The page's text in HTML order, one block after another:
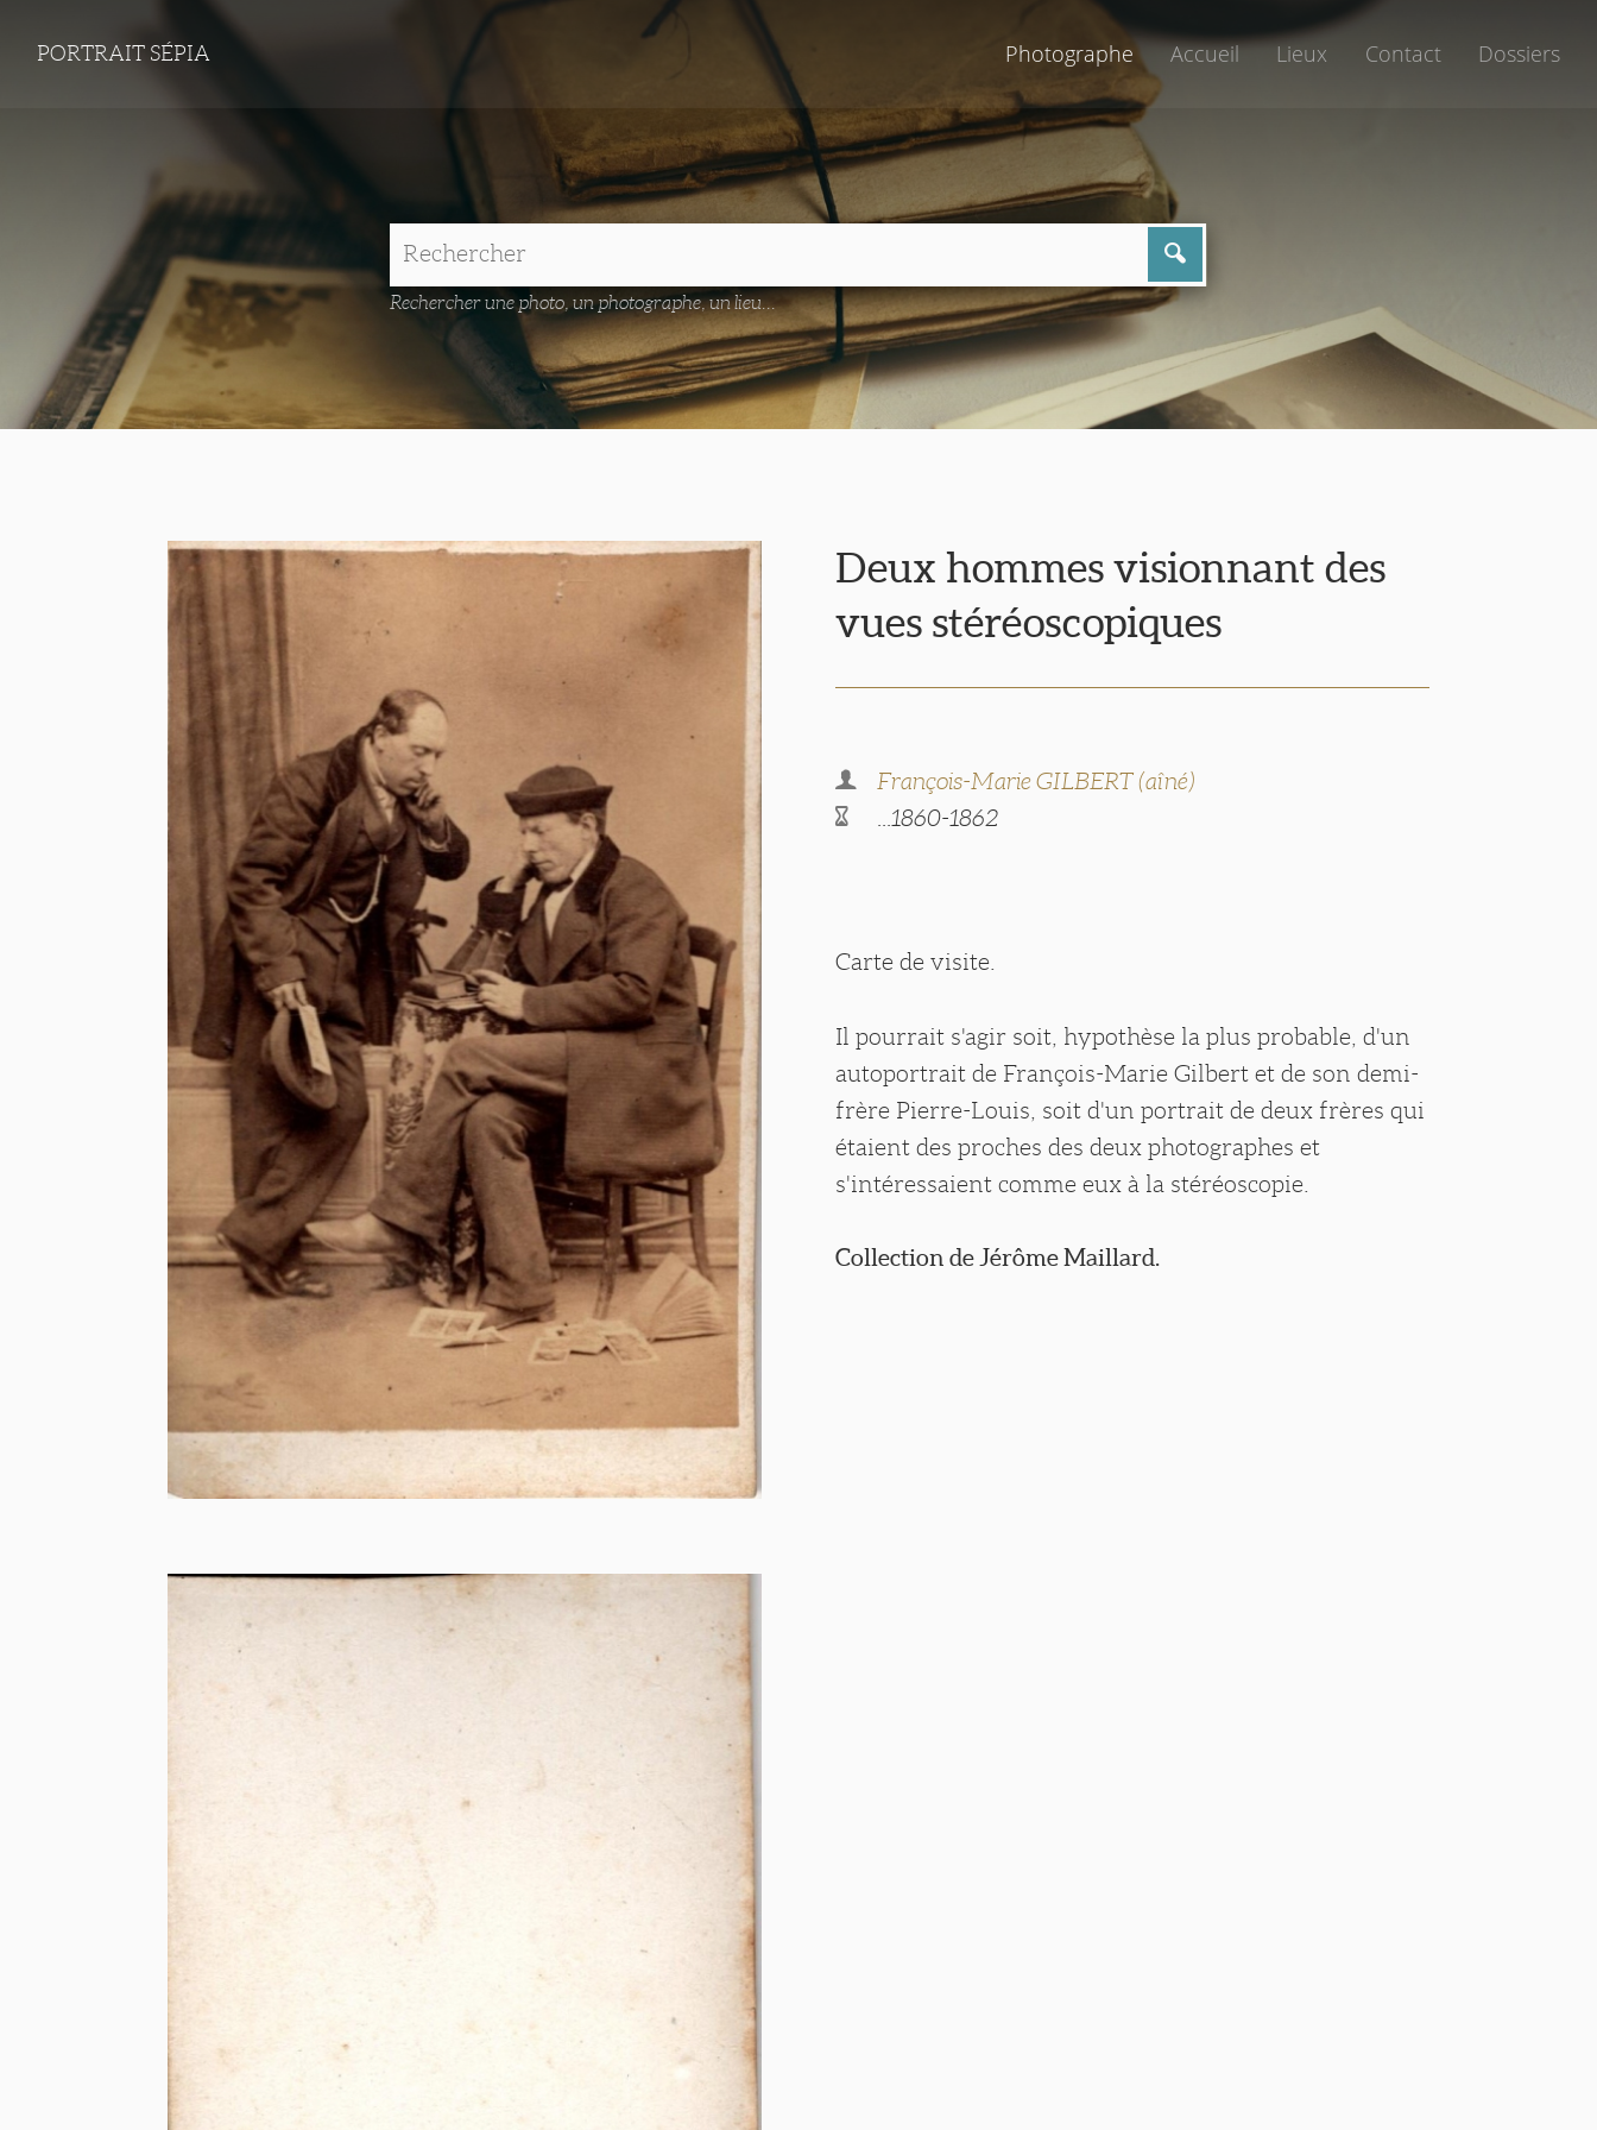
PORTRAIT SÉPIA Photographe Accueil Lieux Contact Dossiers
Rechercher une photo, un photographe, un lieu...
Deux hommes visionnant des
vues stéréoscopiques
François-Marie GILBERT (aîné)
...1860-1862
Carte de visite.
Il pourrait s'agir soit, hypothèse la plus probable, d'un
autoportrait de François-Marie Gilbert et de son demi-
frère Pierre-Louis, soit d'un portrait de deux frères qui
étaient des proches des deux photographes et
s'intéressaient comme eux à la stéréoscopie.
Collection de Jérôme Maillard.